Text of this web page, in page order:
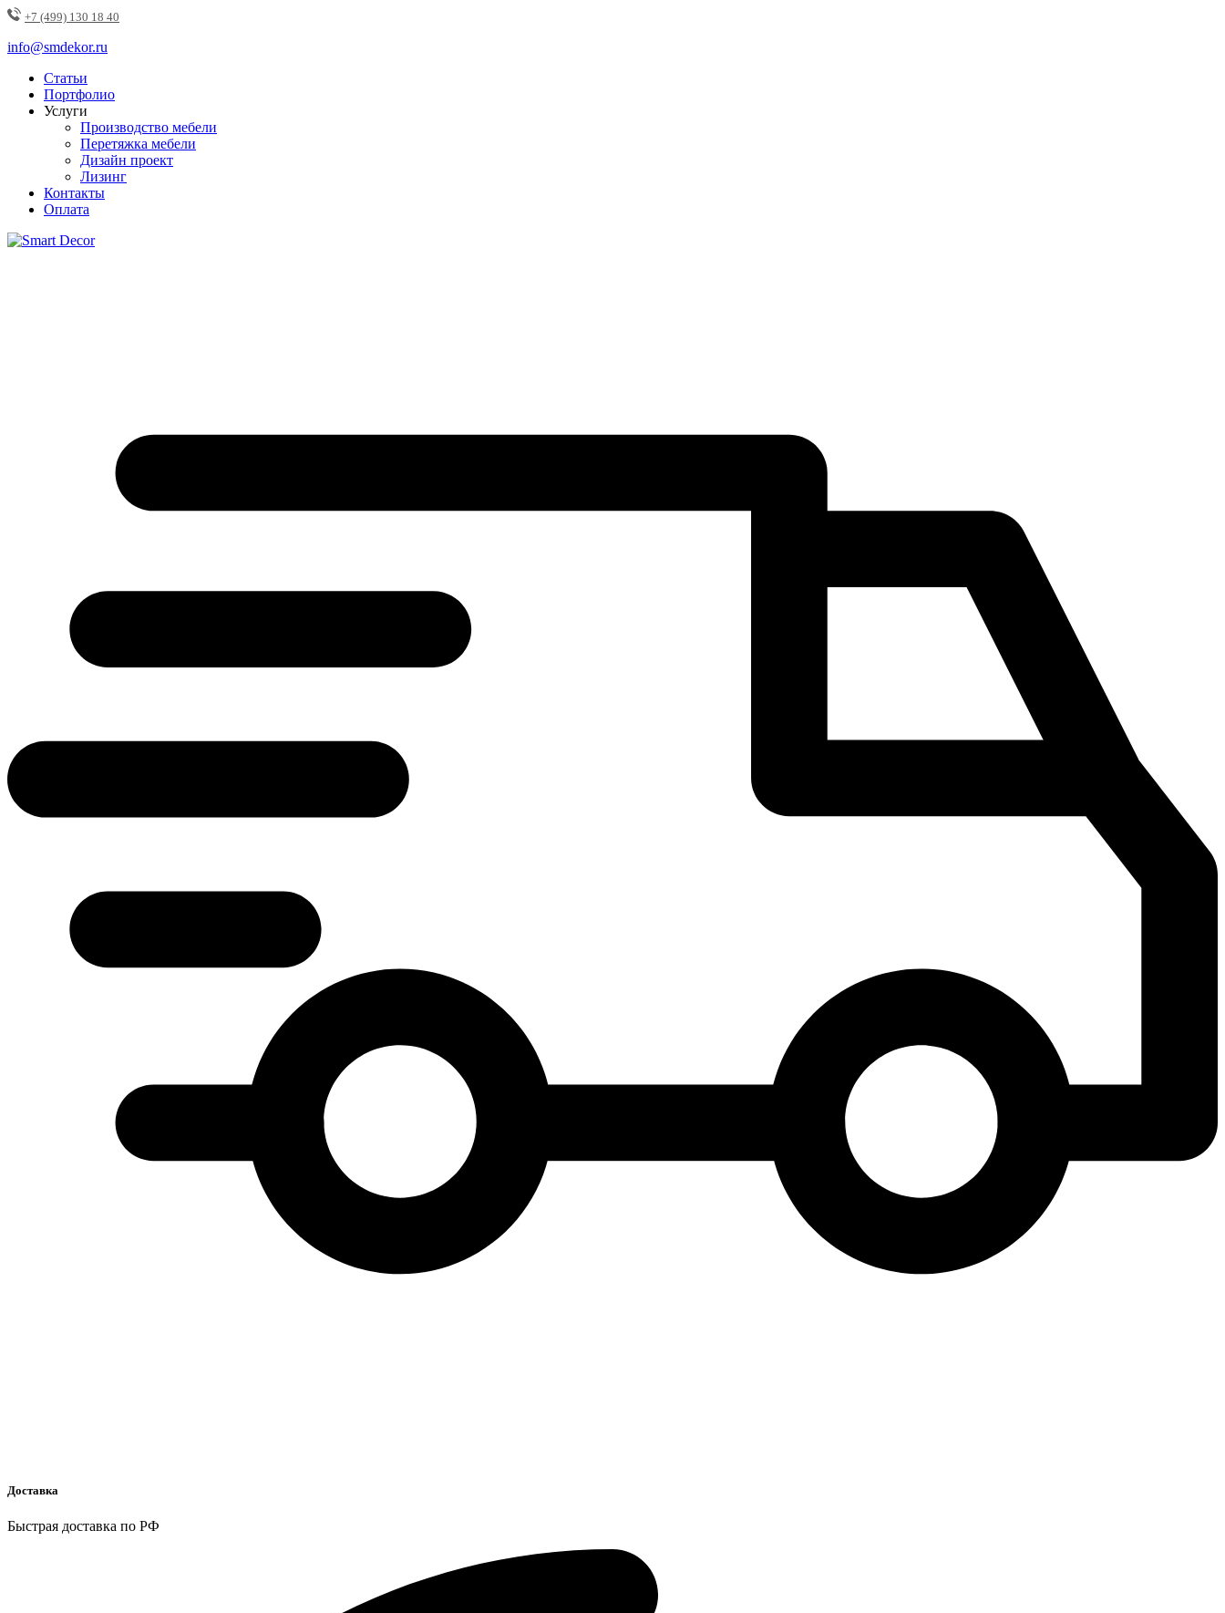
+7 (499) 130 18 40
info@smdekor.ru
Статьи
Портфолио
Услуги
Производство мебели
Перетяжка мебели
Дизайн проект
Лизинг
Контакты
Оплата
Доставка
Быстрая доставка по РФ